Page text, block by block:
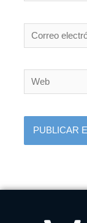
Correo
electrónico*
Web